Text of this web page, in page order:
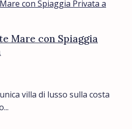
Mare con Spiaggia
villa di lusso sulla costa